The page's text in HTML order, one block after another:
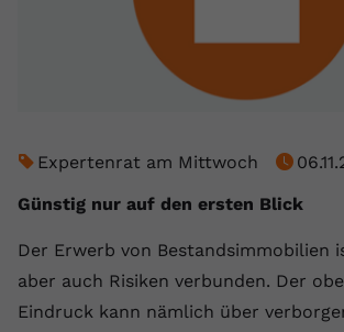
Expertenrat am Mittwoch
Günstig nur auf den ersten Blick
Der Erwerb von Bestandsimmobilien
aber auch Risiken verbunden. Der
Eindruck kann nämlich über